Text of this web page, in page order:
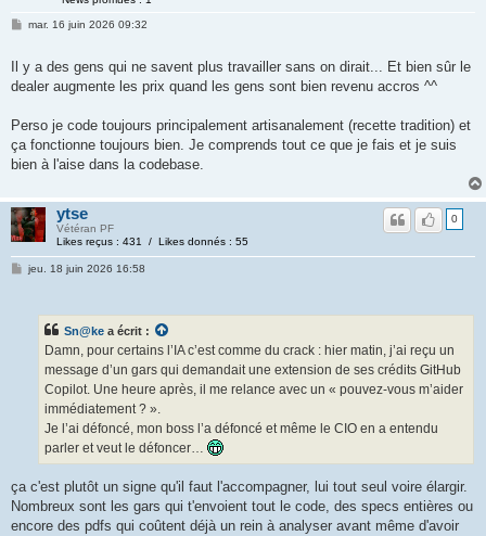
mar. 16 juin 2026 09:32
Il y a des gens qui ne savent plus travailler sans on dirait... Et bien sûr le
dealer augmente les prix quand les gens sont bien revenu accros ^^
Perso je code toujours principalement artisanalement (recette tradition) et
ça fonctionne toujours bien. Je comprends tout ce que je fais et je suis
bien à l'aise dans la codebase.
ytse
Vétéran PF
Likes reçus : 431 / Likes donnés : 55
0
jeu. 18 juin 2026 16:58
Sn@ke a écrit :
Damn, pour certains l’IA c’est comme du crack : hier matin, j’ai reçu un
message d’un gars qui demandait une extension de ses crédits GitHub
Copilot. Une heure après, il me relance avec un « pouvez-vous m’aider
immédiatement ? ».
Je l’ai défoncé, mon boss l’a défoncé et même le CIO en a entendu
parler et veut le défoncer…
ça c'est plutôt un signe qu'il faut l'accompagner, lui tout seul voire élargir.
Nombreux sont les gars qui t'envoient tout le code, des specs entières ou
encore des pdfs qui coûtent déjà un rein à analyser avant même d'avoir